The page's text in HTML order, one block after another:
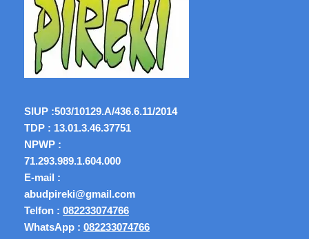
SIUP :503/10129.A/436.6.11/2014
TDP : 13.01.3.46.37751
NPWP :
71.293.989.1.604.000
E-mail :
abudpireki@gmail.com
Telfon : 082233074766
WhatsApp : 082233074766